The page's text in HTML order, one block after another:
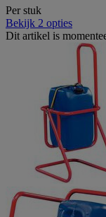
Per stuk
Bekijk 2 opties
Dit artikel is